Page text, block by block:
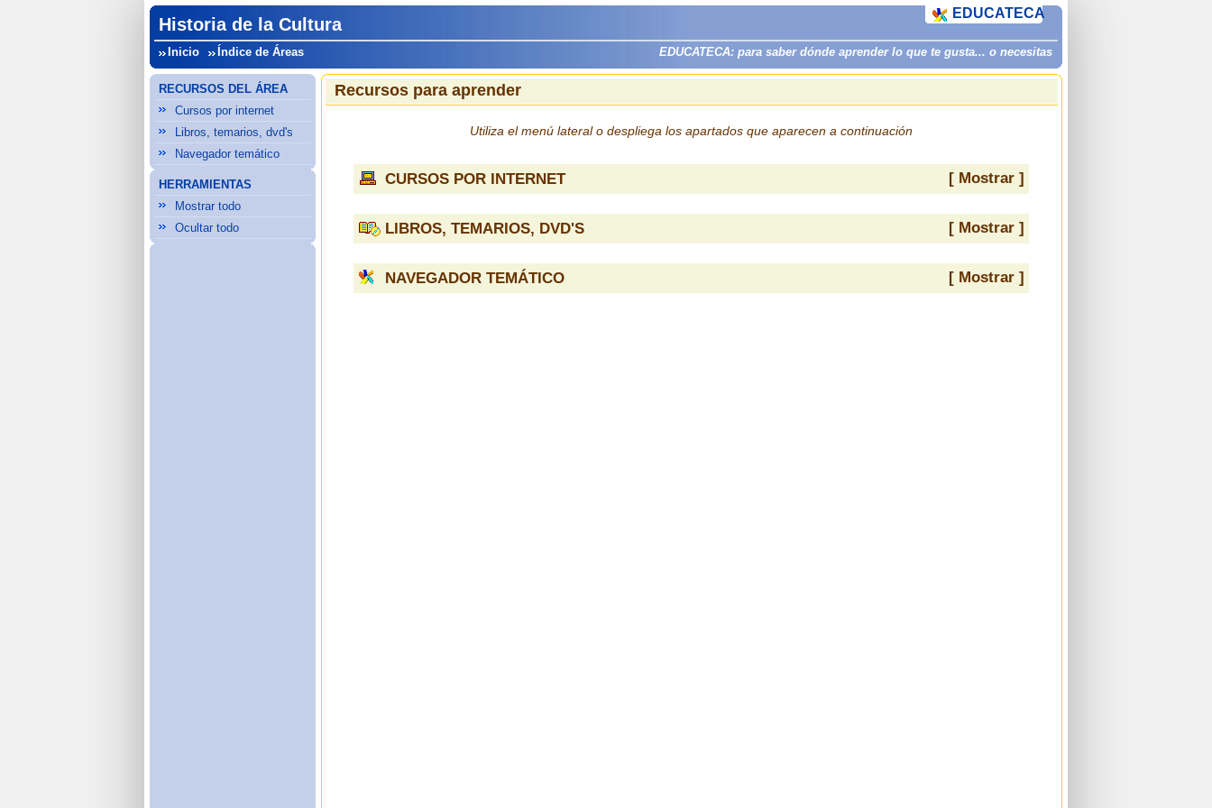
Historia de la Cultura
Inicio Índice de Áreas EDUCATECA: para saber dónde aprender lo que te gusta... o necesitas
EDUCATECA
RECURSOS DEL ÁREA
Cursos por internet
Libros, temarios, dvd's
Navegador temático
HERRAMIENTAS
Mostrar todo
Ocultar todo
Recursos para aprender
Utiliza el menú lateral o despliega los apartados que aparecen a continuación
CURSOS POR INTERNET [ Mostrar ]
LIBROS, TEMARIOS, DVD'S [ Mostrar ]
NAVEGADOR TEMÁTICO [ Mostrar ]